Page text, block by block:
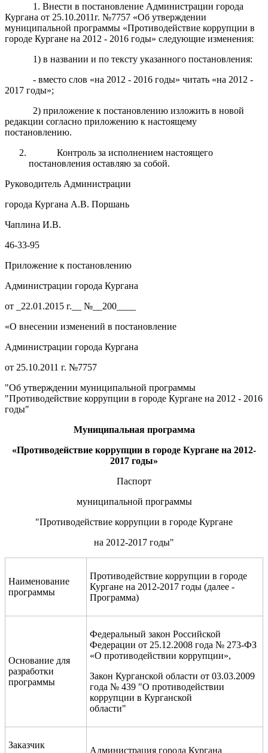
1. Внести в постановление Администрации города
Кургана от 25.10.2011г. №7757 «Об утверждении
муниципальной программы «Противодействие коррупции в
городе Кургане на 2012 - 2016 годы» следующие изменения:
1) в названии и по тексту указанного постановления:
- вместо слов «на 2012 - 2016 годы» читать «на 2012 -
2017 годы»;
2) приложение к постановлению изложить в новой
редакции согласно приложению к настоящему
постановлению.
Контроль за исполнением настоящего
постановления оставляю за собой.
Руководитель Администрации
города Кургана А.В. Поршань
Чаплина И.В.
46-33-95
Приложение к постановлению
Администрации города Кургана
от _22.01.2015 г.__ №__200____
«О внесении изменений в постановление
Администрации города Кургана
от 25.10.2011 г. №7757
"Об утверждении муниципальной программы
"Противодействие коррупции в городе Кургане на 2012 - 2016
годы"
Муниципальная программа
«Противодействие коррупции в городе Кургане на 2012-
2017 годы»
Паспорт
муниципальной программы
"Противодействие коррупции в городе Кургане
на 2012-2017 годы"
Наименование
программы
Противодействие коррупции в городе
Кургане на 2012-2017 годы (далее -
Программа)
Основание для
разработки
программы
Федеральный закон Российской
Федерации от 25.12.2008 года № 273-ФЗ
«О противодействии коррупции»,
Закон Курганской области от 03.03.2009
года № 439 "О противодействии
коррупции в Курганской
области"
Заказчик
Администрация города Кургана